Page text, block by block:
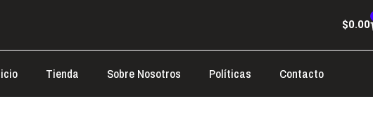
$0.00
Tienda Sobre Nosotros Políticas Contacto